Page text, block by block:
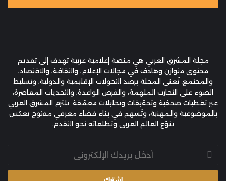
مجلة المشرق العربي هي منصة إعلامية عربية تهدف إلى تقديم
محتوى متوازن وهادف في مجالات الإعلام، والثقافة، والاقتصاد،
والمجتمع. تُعنى المجلة برصد التحولات الإقليمية والدولية، وتسليط
الضوء على التجارب الملهمة، والفرص الواعدة، والتحديات المعاصرة،
عبر تغطيات صحفية وتحقيقات وتحليلات معمّقة. تلتزم المشرق العربي
بالموضوعية والمهنية، وتُسهم في بناء فضاء معرفي مفتوح يعكس
تنوّع العالم العربي وتطلعاته نحو التقدم.
أدخل
بريدك
الإلكتروني